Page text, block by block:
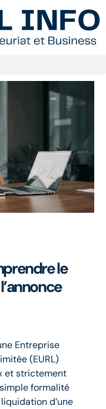
le
Entreprise
(EURL)
et strictement
formalité
d’une